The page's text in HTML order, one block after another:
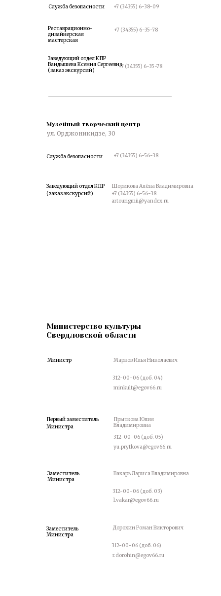
+7 (34355) 6-38-09
Реставрационно-
дизайнерская
мастерская
+7 (34355) 6-35-78
Министерство культуры
Свердловской области
Министр
Первый заместитель
Министра
Заместитель
Министра
Марков Илья Николаевич
312-00-06 (доб. 04)
minkult@egov66.ru
Прыткова Юлия
Владимировна
312-00-06 (доб. 05)
yu.prytkova@egov66.ru
Вакарь Лариса Владимировна
312-00-06 (доб. 03)
l.vakar@egov66.ru
Служба безопасности
Заместитель
Министра
Дорохин Роман Викторович
312-00-06 (доб. 06)
r.dorohin@egov66.ru
Музейный творческий центр
ул. Орджоникидзе, 30
Служба безопасности
Шорикова Алёна Владимировна
+7 (34355) 6-56-38
artourigmii@yandex.ru
+7 (34355) 6-56-38
Заведующий отдел КПР
(заказ экскурсий)
Заведующий отдел КПР
Вандышева Ксения Сергеевна
(заказ экскурсий)
+7 (34355) 6-35-78